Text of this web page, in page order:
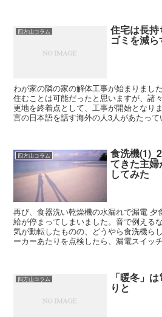
四方山コラム 住宅は長
ゴミを減
わが家の隣の家の解体工事が始まりまし
住むことは可能だったと思いますが、諸
更地を終着点として、工事が開始となり
言の日本語を話す海外の人3人があたっ
四方山コラム 食洗機
てきた主
してみた
再び、食器洗い乾燥機の水漏れで漏電 夕
給が停まってしまいました。音で例える
気が動転したものの、どうやら食洗機ら
ーカーあたりを点検したら、漏電スイッ
四方山コラム 「暖冬」
りと